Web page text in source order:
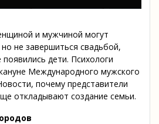
и мужчиной могут
не завершиться свадьбой,
дети. Психологи
Международного мужского
почему представители
откладывают создание семьи.